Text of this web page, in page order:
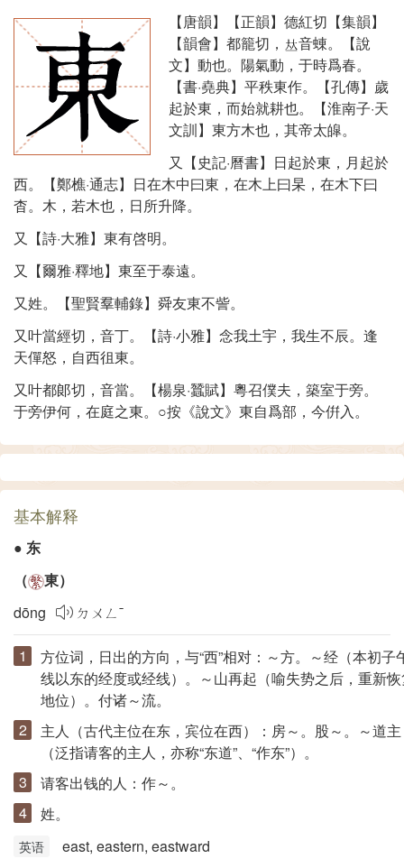
【唐韻】【正韻】德紅切【集韻】
【韻會】都籠切，
音蝀。【說
文】動也。陽氣動，于時爲春。
【書·堯典】平秩東作。【孔傳】歲
起於東，而始就耕也。【淮南子·天
文訓】東方木也，其帝太皡。
又【史記·曆書】日起於東，月起於
西。【鄭樵·通志】日在木中曰東，在木上曰杲，在木下曰
杳。木，若木也，日所升降。
又【詩·大雅】東有啓明。
又【爾雅·釋地】東至于泰遠。
又姓。【聖賢羣輔錄】舜友東不訾。
又叶當經切，音丁。【詩·小雅】念我土宇，我生不辰。逢
天僤怒，自西徂東。
又叶都郞切，音當。【楊泉·蠶賦】粵召僕夫，築室于旁。
于旁伊何，在庭之東。○按《說文》東自爲部，今倂入。
基本解释
● 东
（
東）
dōng
ㄉㄨㄥˉ
方位词，日出的方向，与“西”相对：～方。～经（本初子
线以东的经度或经线）。～山再起（喻失势之后，重新
地位）。付诸～流。
主人（古代主位在东，宾位在西）：房～。股～。～道主
（泛指请客的主人，亦称“东道”、“作东”）。
请客出钱的人：作～。
姓。
英语 east, eastern, eastward